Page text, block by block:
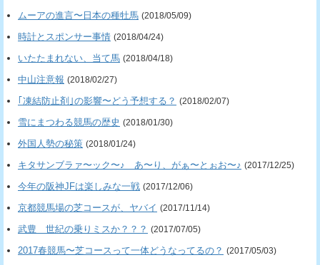
ムーアの進言〜日本の種牡馬 (2018/05/09)
時計とスポンサー事情 (2018/04/24)
いたたまれない、当て馬 (2018/04/18)
中山注意報 (2018/02/27)
｢凍結防止剤｣の影響〜どう予想する？ (2018/02/07)
雪にまつわる競馬の歴史 (2018/01/30)
外国人勢の秘策 (2018/01/24)
キタサンブラァ〜ック〜♪ あ〜り、がぁ〜とぉお〜♪ (2017/12/25)
今年の阪神JFは楽しみな一戦 (2017/12/06)
京都競馬場の芝コースが、ヤバイ (2017/11/14)
武豊 世紀の乗りミスか？？？ (2017/07/05)
2017春競馬〜芝コースって一体どうなってるの？ (2017/05/03)